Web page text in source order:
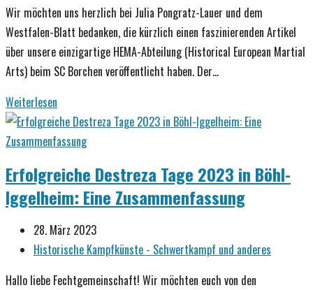
Wombats
und
dem
SC
Wir möchten uns herzlich bei Julia Pongratz-Lauer und dem
Westfalen-Blatt bedanken, die kürzlich einen faszinierenden Artikel
über unsere einzigartige HEMA-Abteilung (Historical European Martial
Arts) beim SC Borchen veröffentlicht haben. Der…
Weiterlesen
beim
SC
Ein
besonderer
im
Rampenlicht
Erfolgreiche Destreza Tage 2023 in Böhl-
Iggelheim: Eine Zusammenfassung
Beitrag
veröffentlicht:
28. März 2023
Beitrags-
Historische Kampfkünste - Schwertkampf und anderes
Hallo liebe Fechtgemeinschaft! Wir möchten euch von den